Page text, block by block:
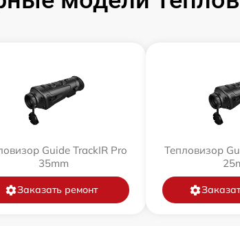
Guide TrackIR Pro
35mm
Заказать ремонт
Тепловизор